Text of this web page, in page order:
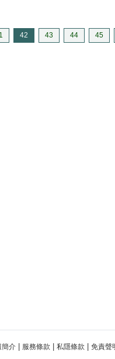
42 43 44 45
簡介 服務條款 私隱條款 免責聲